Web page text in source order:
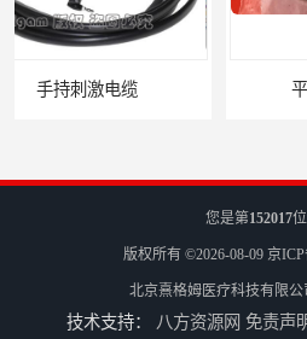
平凹刺激电极片
您是第152017
版权所有 ©2026-08-09 京ICP
北京熹格姆医疗科技有限公
技术支持： 八方资源网 免责声